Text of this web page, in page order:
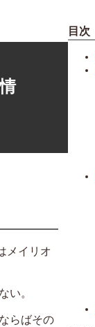
メイリオ
い。
らばその
目次